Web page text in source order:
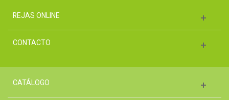
REJAS ONLINE
CONTACTO
CATÁLOGO